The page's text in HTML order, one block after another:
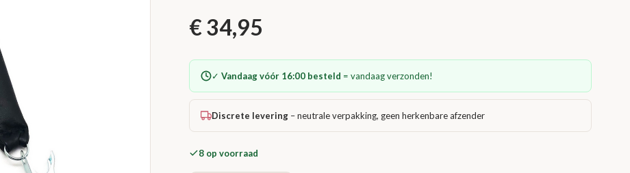
€34,95
✓ Vandaag vóór 16:00 besteld = vandaag verzonden!
Discrete levering – neutrale verpakking, geen herkenbare afzender
8 op voorraad